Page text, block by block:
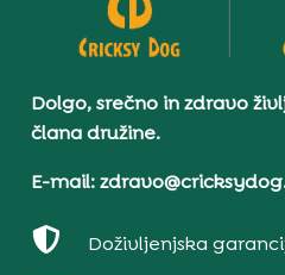
Dolgo, srečno in zdravo
člana družine.
E-mail:
 Doživljenjska